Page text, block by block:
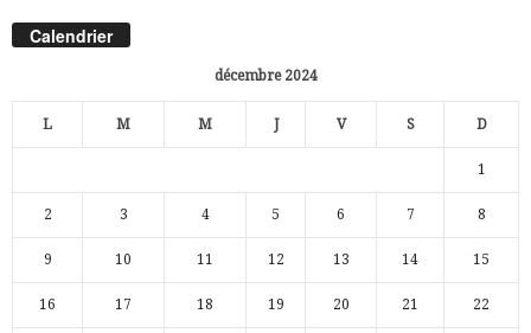
Calendrier
décembre 2024
L M M J V S D
1
2 3 4 5 6 7 8
9 10 11 12 13 14 15
16 17 18 19 20 21 22